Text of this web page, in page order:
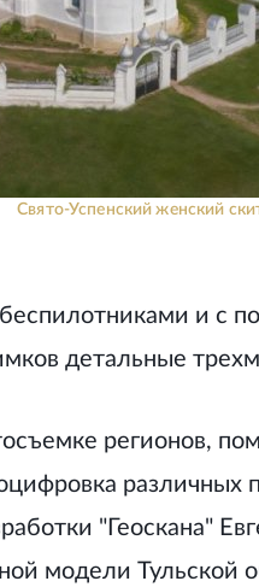
Свято-Успенский женский
беспилотниками и с
детальные
регионов,
различных
"Геоскана"
модели Тульской